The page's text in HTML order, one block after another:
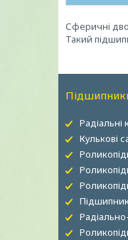
Сферичні
Такий
Радіальні
Кулькові